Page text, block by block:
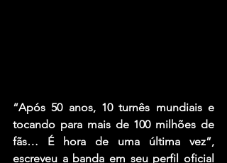
“Após 50 anos, 10 turnês mundiais e
tocando para mais de 100 milhões de
fãs… É hora de uma última vez”,
escreveu a banda em seu perfil oficial